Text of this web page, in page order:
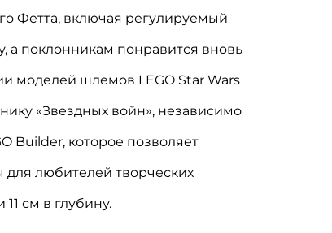
Фетта, включая регулируемый
а поклонникам понравится вновь
моделей шлемов LEGO Star Wars
«Звездных войн», независимо
Builder, которое позволяет
для любителей творческих
см в глубину.